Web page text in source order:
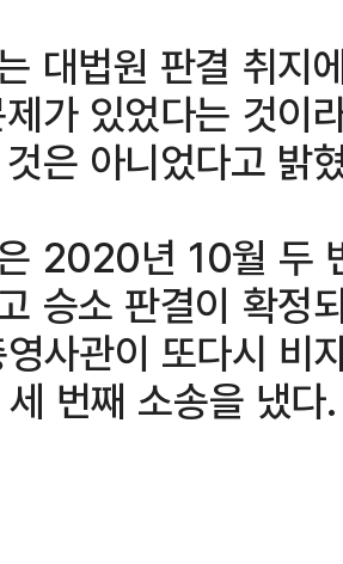
대법원 판결 취지
가 있었다는 것이
은 아니었다고 밝
2020년 10월 두
승소 판결이 확정
사관이 또다시 비
번째 소송을 냈다.